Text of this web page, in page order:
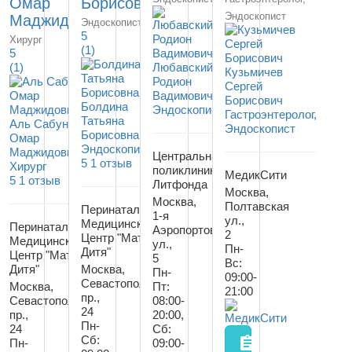
Маджидович
Хирург
5
(1)
Аль Сабунчи
Омар
Маджидович
Хирург
5 1 отзыв
Перинатальный
Медицинский
Центр "Мать и
Дитя"
Москва,
Севастопольский
пр.,
24
Пн-
Эндоскопист
5
(1)
Болдина
Татьяна
Борисовна
Эндоскопист
5 1 отзыв
Перинатальный
Медицинский
Центр "Мать и
Дитя"
Москва,
Севастопольский
пр.,
24
Пн-
Сб:
Любавский
Родион
Вадимович
Эндоскопист
Центральная
поликлиника
Литфонда
Москва,
1-я
Аэропортовская
ул.,
5
Пн-
Пт:
08:00-
20:00,
Сб:
09:00-
Эндоскопист
Кузьмичев
Сергей
Борисович
Гастроэнтеролог,
Эндоскопист
МедикСити
Москва,
Полтавская
ул.,
2
Пн-
Вс:
09:00-
21:00
assignment